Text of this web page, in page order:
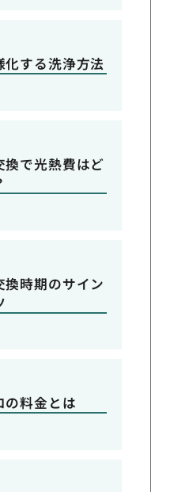
化する洗浄方法
換で光熱費はど
時期のサイン
の料金とは